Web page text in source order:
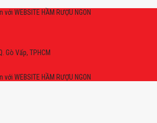
WEBSITE HẦM RƯỢU NGON
Gò Vấp, TPHCM
WEBSITE HẦM RƯỢU NGON